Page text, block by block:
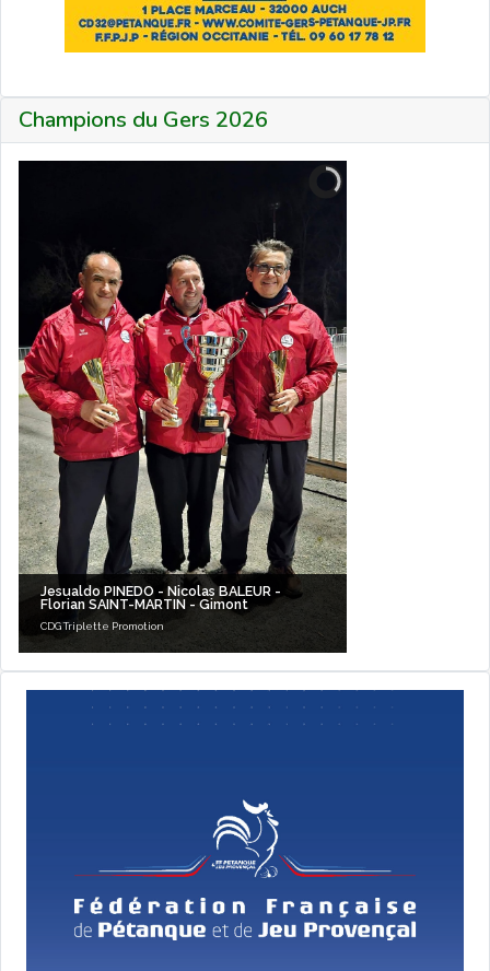
Champions du Gers 2026
Jesualdo PINEDO - Nicolas BALEUR -
Florian SAINT-MARTIN - Gimont
CDG Triplette Promotion